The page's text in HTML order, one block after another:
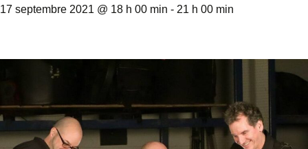
17 septembre 2021 @ 18 h 00 min - 21 h 00 min